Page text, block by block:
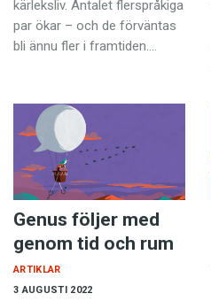
Annonsera
Prenumerera
Press
kärleksliv. Antalet flerspråkiga
par ökar – och de förväntas
bli ännu fler i framtiden.…
Genus följer med
genom tid och rum
3 AUGUSTI 2022
ARTIKLAR